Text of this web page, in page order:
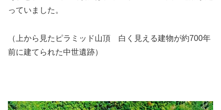
っていました。
（上から見たピラミッド山頂 白く見える建物が約700年
前に建てられた中世遺跡）